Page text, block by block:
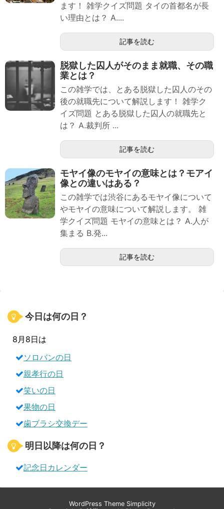
ます！ 雑学クイズ問題 タイの首都名が長
い理由とは？ A....
記事を読む
脱獄した囚人がそのまま就職、その職
業とは？
この雑学では、とある脱獄した囚人のその
後の就職先について解説します！ 雑学ク
イズ問題 とある脱獄した囚人の就職先と
は？ A.裁判所 ...
記事を読む
モヤイ像のモヤイの意味とは？モアイ
像との違いはある？
この雑学では渋谷にあるモヤイ像について
やモヤイの意味について解説します。 雑
学クイズ問題 モヤイの意味とは？ A.人が
集まる B.発...
記事を読む
今日は何の日？
8月8日は
ソロバンの日
親孝行の日
笑いの日
果物の日
歯ブラシ交換デー
明日以降は何の日？
記念日カレンダー
WordPress Theme Simplicity